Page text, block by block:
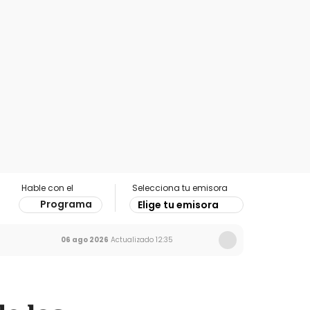
Hable con el
Programa
Selecciona tu emisora
Elige tu emisora
06 ago 2026 Actualizado 12:35